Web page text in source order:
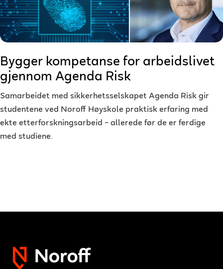
Bygger kompetanse for arbeidslivet
gjennom Agenda Risk
Samarbeidet med sikkerhetsselskapet Agenda Risk gir
studentene ved Noroff Høyskole praktisk erfaring med
ekte etterforskningsarbeid – allerede før de er ferdige
med studiene.